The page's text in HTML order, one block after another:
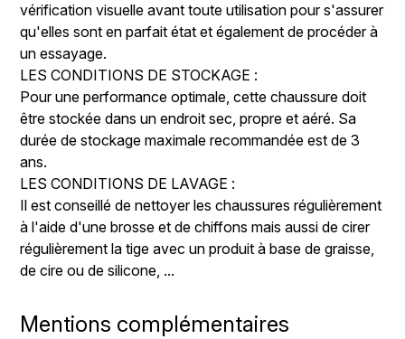
vérification visuelle avant toute utilisation pour s'assurer
qu'elles sont en parfait état et également de procéder à
un essayage.
LES CONDITIONS DE STOCKAGE :
Pour une performance optimale, cette chaussure doit
être stockée dans un endroit sec, propre et aéré. Sa
durée de stockage maximale recommandée est de 3
ans.
LES CONDITIONS DE LAVAGE :
Il est conseillé de nettoyer les chaussures régulièrement
à l'aide d'une brosse et de chiffons mais aussi de cirer
régulièrement la tige avec un produit à base de graisse,
de cire ou de silicone, ...
Mentions complémentaires